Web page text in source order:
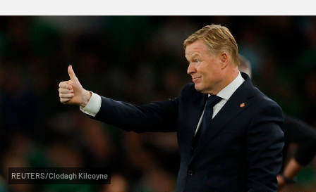
REUTERS/Clodagh Kilcoyne